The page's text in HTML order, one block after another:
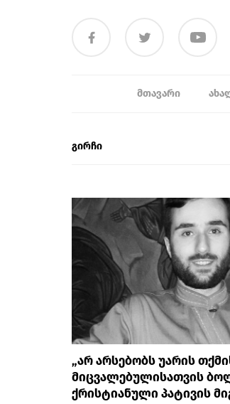
ᲛᲗᲐᲕᲐᲠᲘ
გირჩი
„არ არსებობს უარის
მიცვალებულისათვის
ქრისტიანული პატივის